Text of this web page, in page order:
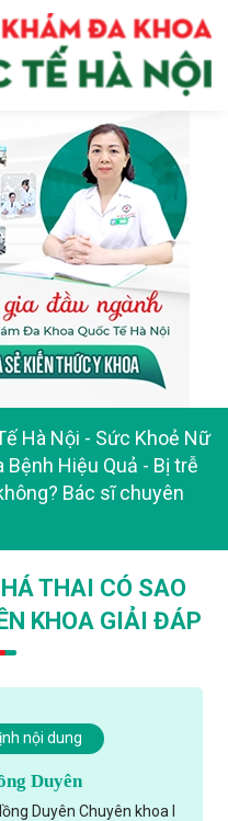
Hà Nội - Sức Khoẻ Nữ
Bệnh Hiệu Quả - Bị trễ
Bác sĩ chuyên
THAI CÓ SAO
KHOA GIẢI ĐÁP
nội dung
Duyên
Duyên Chuyên khoa I